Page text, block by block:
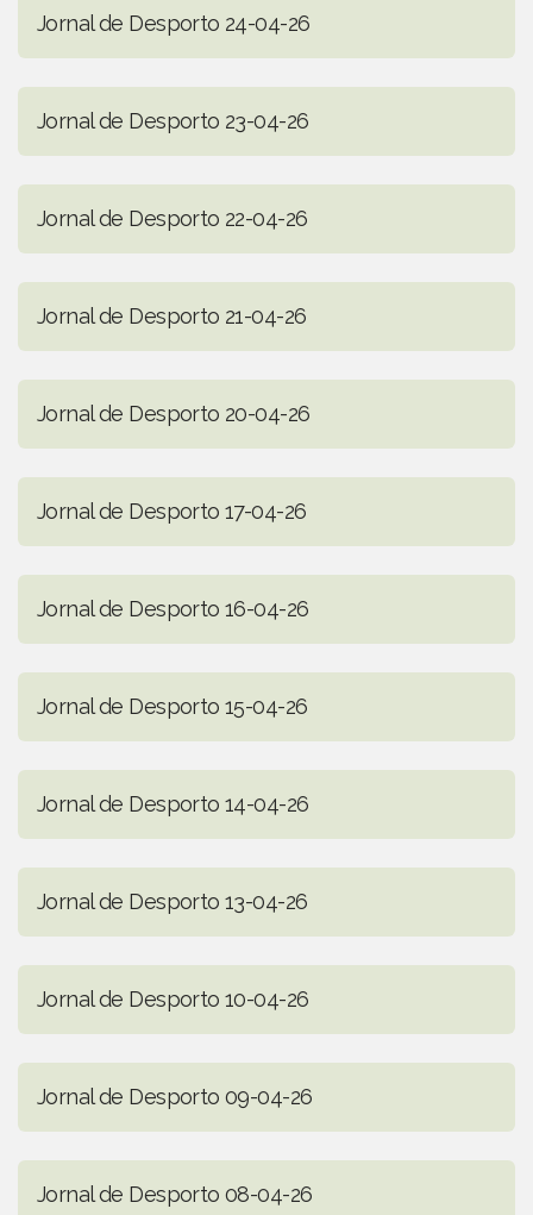
Jornal de Desporto 24-04-26
Jornal de Desporto 23-04-26
Jornal de Desporto 22-04-26
Jornal de Desporto 21-04-26
Jornal de Desporto 20-04-26
Jornal de Desporto 17-04-26
Jornal de Desporto 16-04-26
Jornal de Desporto 15-04-26
Jornal de Desporto 14-04-26
Jornal de Desporto 13-04-26
Jornal de Desporto 10-04-26
Jornal de Desporto 09-04-26
Jornal de Desporto 08-04-26